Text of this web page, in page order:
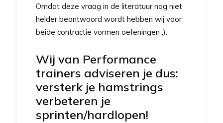
Omdat deze vraag in de literatuur nog niet
helder beantwoord wordt hebben wij voor
beide contractie vormen oefeningen ;).
Wij van Performance
trainers adviseren je dus:
versterk je hamstrings
verbeteren je
sprinten/hardlopen!